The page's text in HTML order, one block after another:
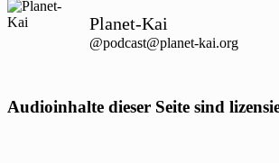
Planet-Kai
@podcast@planet-kai.org
Audioinhalte dieser Seite sind